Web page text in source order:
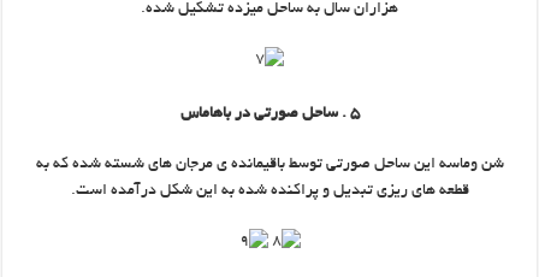
هزاران سال به ساحل میزده تشکیل شده.
۵ . ساحل صورتی در باهاماس
شن وماسه این ساحل صورتی توسط باقیمانده ی مرجان های شسته شده که به
قطعه های ریزی تبدیل و پراکنده شده به این شکل درآمده است.